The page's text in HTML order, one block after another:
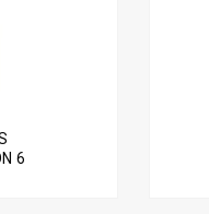
6